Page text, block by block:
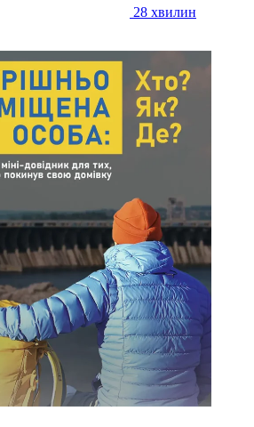
28 хвилин